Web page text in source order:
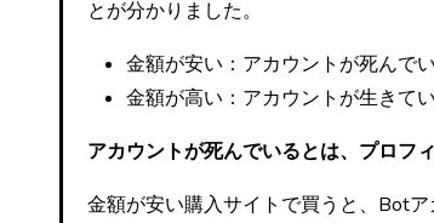
とが分かりました。
金額が安い：アカウントが死んで
金額が高い：アカウントが生きて
アカウントが死んでいるとは、プロフ
金額が安い購入サイトで買うと、Bot